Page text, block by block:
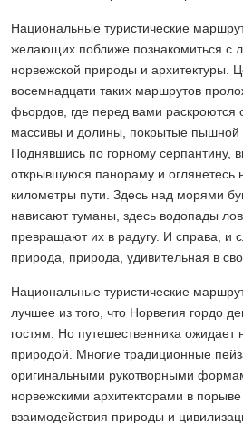
Национальные туристические
желающих поближе познакомиться с
норвежской природы и архитектуры.
восемнадцати таких маршрутов
фьордов, где перед вами раскроются
массивы и долины, покрытые пышной
Поднявшись по горному серпантину,
открывшуюся панораму и оглянетесь
километры пути. Здесь над морями
нависают туманы, здесь водопады
превращают их в радугу. И справа, и
природа, природа, удивительная в
Национальные туристические
лучшее из того, что Норвегия гордо
гостям. Но путешественника ожидает
природой. Многие традиционные
оригинальными рукотворными
норвежскими архитекторами в
взаимодействия природы и